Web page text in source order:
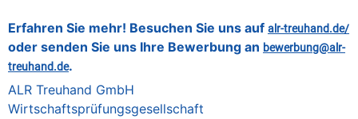
Erfahren Sie mehr! Besuchen Sie uns auf alr-treuhand.de/
oder senden Sie uns Ihre Bewerbung an bewerbung@alr-
treuhand.de.
ALR Treuhand GmbH
Wirtschaftsprüfungsgesellschaft